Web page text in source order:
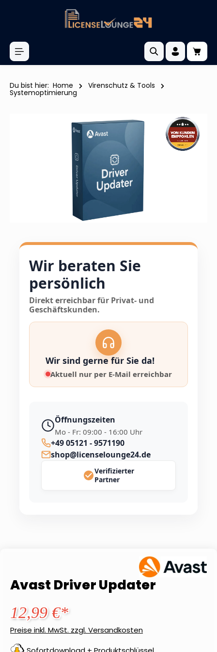
Du bist hier: Home Virenschutz & Tools
Systemoptimierung
Wir beraten Sie
persönlich
Direkt erreichbar für Privat- und
Geschäftskunden.
Wir sind gerne für Sie da!
Aktuell nur per E-Mail erreichbar
Öffnungszeiten
Mo - Fr: 09:00 - 16:00 Uhr
+49 05121 - 9571190
shop@licenselounge24.de
Verifizierter
Partner
Avast Driver Updater
12,99 €*
Preise inkl. MwSt. zzgl. Versandkosten